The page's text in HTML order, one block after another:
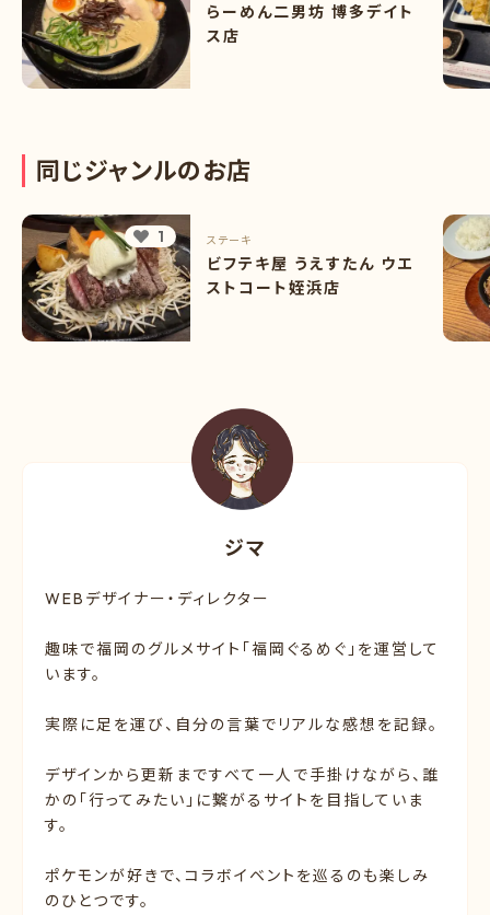
らーめん二男坊 博多デイト
ス店
同 じジャンルのお店
ステーキ
ビフテキ屋 うえすたん ウエ
ストコート姪浜店
1
ジマ
WEBデザイナー・ディレクター
趣味で福岡のグルメサイト「福岡ぐるめぐ」を運営して
います。
実際に足を運び、自分の言葉でリアルな感想を記録。
デザインから更新まですべて一人で手掛けながら、誰
かの「行ってみたい」に繋がるサイトを目指していま
す。
ポケモンが好きで、コラボイベントを巡るのも楽しみ
のひとつです。